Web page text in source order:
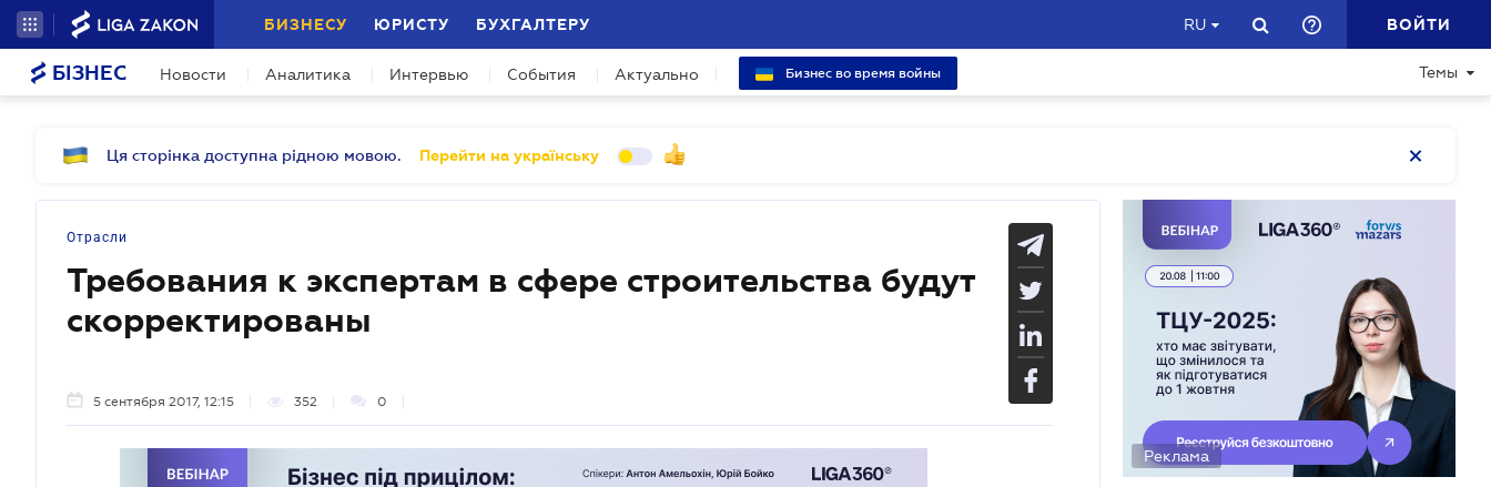
БИЗНЕСУ ЮРИСТУ БУХГАЛТЕРУ RU ВОЙТИ
БІЗНЕС Новости Аналитика Интервью События Актуально Бизнес во время войны Темы
Ця сторінка доступна рідною мовою. Перейти на українську
Отрасли
Требования к экспертам в сфере строительства будут
скорректированы
5 сентября 2017, 12:15 352 0
Реклама